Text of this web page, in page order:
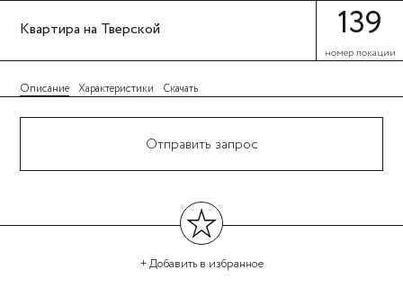
Квартира на Тверской 139
номер локации
Описание Характеристики Скачать
+ Добавить в избранное
Отправить запрос